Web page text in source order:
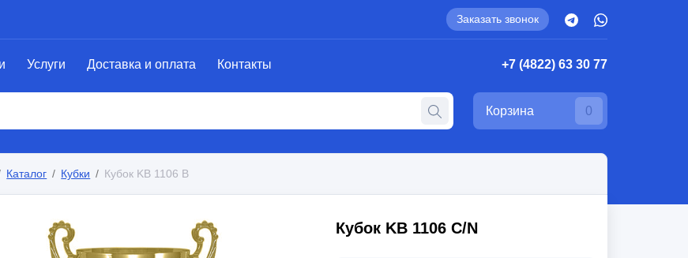
Заказать звонок
Услуги Доставка и оплата Контакты +7 (4822) 63 30 77
Корзина 0
Каталог Кубки Кубок KB 1106 B
Кубок KB 1106 C/N